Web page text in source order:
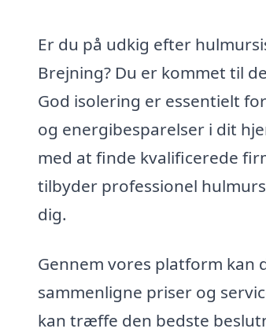
Er du på udkig efter
Brejning? Du er kommet til
God isolering er essentielt
og energibesparelser i dit
med at finde kvalificerede
tilbyder professionel
dig.
Gennem vores platform kan
sammenligne priser og
kan træffe den bedste